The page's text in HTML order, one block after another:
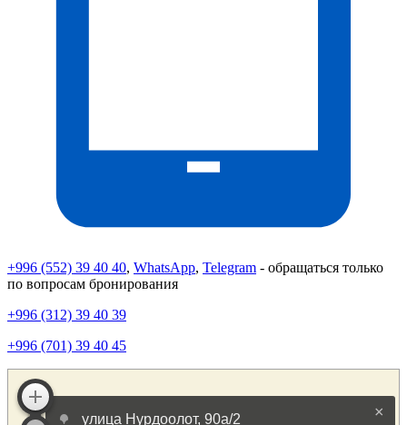
+996 (552) 39 40 40, WhatsApp, Telegram - обращаться только
по вопросам бронирования
+996 (312) 39 40 39
+996 (701) 39 40 45